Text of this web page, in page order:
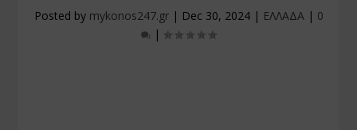
Posted by mykonos247.gr| Dec 30, 2024| ΕΛΛΑΔΑ| 0
|